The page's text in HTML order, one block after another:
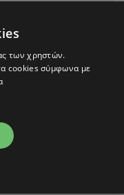
των χρηστών.
cookies σύμφωνα με